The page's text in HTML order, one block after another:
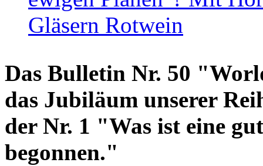
Gläsern Rotwein
Das Bulletin Nr. 50
das Jubiläum unserer
der Nr. 1 "Was ist eine
begonnen."